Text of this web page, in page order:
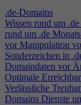
.de-Domains
Wissen rund um .de
rund um .de
vor Manipulation
Sonderzeichen in
Domaindaten vor
Optimale
Verlässliche
Domains Dienste